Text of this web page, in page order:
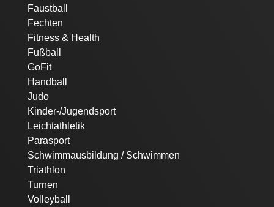
Faustball
Fechten
Fitness & Health
Fußball
GoFit
Handball
Judo
Kinder-/Jugendsport
Leichtathletik
Parasport
Schwimmausbildung / Schwimmen
Triathlon
Turnen
Volleyball